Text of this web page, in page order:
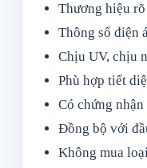
Thương hiệu
Thông số điện
Chịu UV, chịu
Phù hợp tiết
Có chứng
Đồng bộ với
Không mua